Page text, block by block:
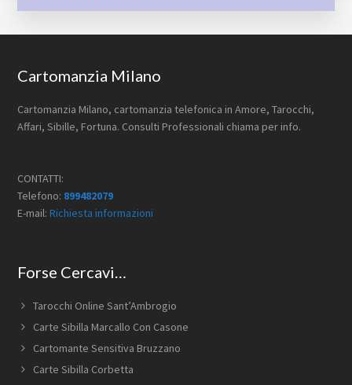
Footer
Cartomanzia Milano
Cartomanzia Milano, cartomanzia telefonica in Amore, Tarocchi,
Affari, Sibille, Fortuna. Consulti Professionali chiama per info.
CONTATTI:
Telefono: 899482079
E-mail:Richiesta informazioni
Forse Cercavi…
Tarocchi Online Sant’Ambrogio
Carte Sibilla Marcallo Con Casone
Cartomante Sensitiva Bruzzano
Carte Sibilla Corbetta